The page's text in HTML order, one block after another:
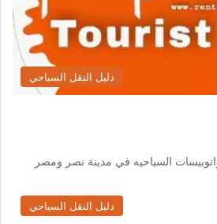
دليل النقل السياحي
السياحيه في مدينة نصر ومصر
دليل النقل السياحي